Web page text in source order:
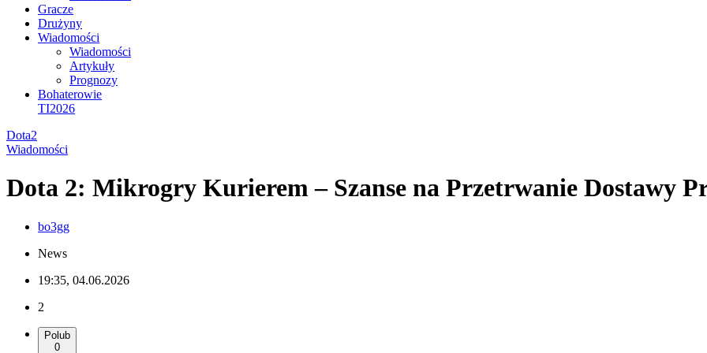
Gracze
Drużyny
Wiadomości
Wiadomości
Artykuły
Prognozy
Bohaterowie
TI2026
Dota2
Wiadomości
Dota 2: Mikrogry Kurierem – Szanse na Przetrwanie Dostawy
bo3gg
News
19:35, 04.06.2026
2
Polub
0